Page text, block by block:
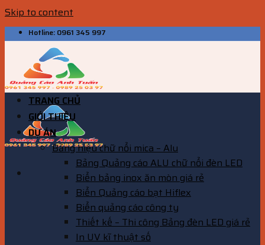
Skip to content
Hotline: 0961 345 997
TRANG CHỦ
GIỚI THIỆU
DỰ ÁN
Bảng hiệu chữ nổi mica – Alu
Bảng Quảng cáo ALU chữ nổi đèn LED
Biển bảng inox ăn mòn giá rẻ
Biển Quảng cáo bạt Hiflex
Biển quảng cáo công ty
Thiết kế – Thi công Bảng đèn LED giá rẻ
In UV kĩ thuật số